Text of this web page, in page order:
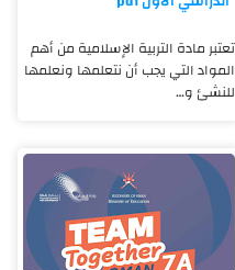
تعتبر مادة التربية الإسلامية من أهم
المواد التي يجب أن نتعلمها ونعلمها
للنشئ و…